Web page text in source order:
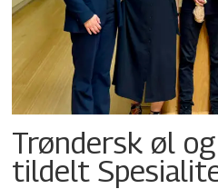
Trøndersk øl
tildelt